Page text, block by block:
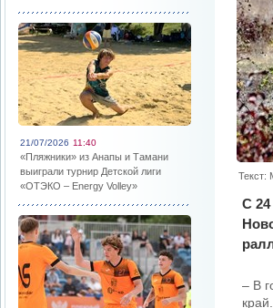
21/07/2026 11:40
«Пляжники» из Анапы и Тамани
выиграли турнир Детской лиги
«ОТЭКО – Energy Volley»
Текст:
С 24
– В